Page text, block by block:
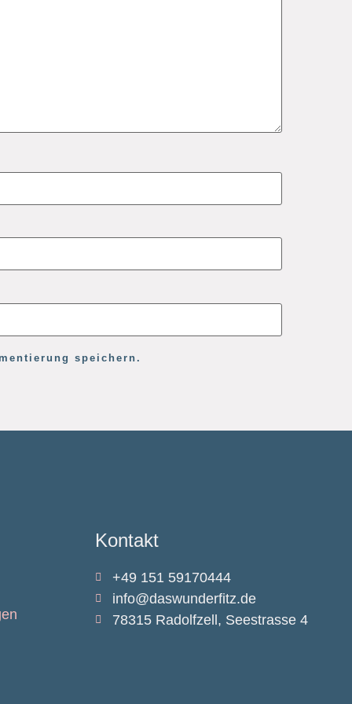
speichern.
Kontakt
+49 151 59170444
info@daswunderfitz.de
78315 Radolfzell, Seestrasse 4